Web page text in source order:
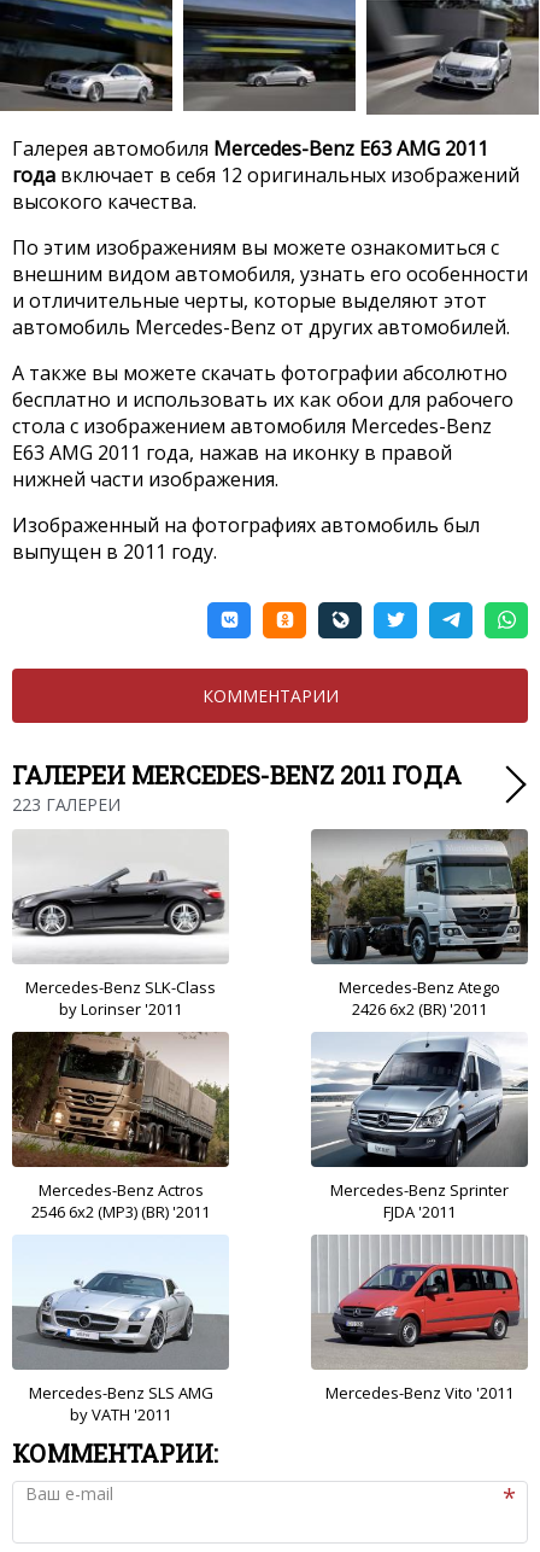
Галерея автомобиля Mercedes-Benz E63 AMG 2011
года включает в себя 12 оригинальных изображений
высокого качества.
По этим изображениям вы можете ознакомиться с
внешним видом автомобиля, узнать его особенности
и отличительные черты, которые выделяют этот
автомобиль Mercedes-Benz от других автомобилей.
А также вы можете скачать фотографии абсолютно
бесплатно и использовать их как обои для рабочего
стола с изображением автомобиля Mercedes-Benz
E63 AMG 2011 года, нажав на иконку в правой
нижней части изображения.
Изображенный на фотографиях автомобиль был
выпущен в 2011 году.
КОММЕНТАРИИ
ГАЛЕРЕИ MERCEDES-BENZ 2011 ГОДА
223 ГАЛЕРЕИ
Mercedes-Benz SLK-Class
by Lorinser '2011
Mercedes-Benz Atego
2426 6x2 (BR) '2011
Mercedes-Benz Actros
2546 6x2 (MP3) (BR) '2011
Mercedes-Benz Sprinter
FJDA '2011
Mercedes-Benz SLS AMG
by VATH '2011
Mercedes-Benz Vito '2011
КОММЕНТАРИИ:
Ваш e-mail